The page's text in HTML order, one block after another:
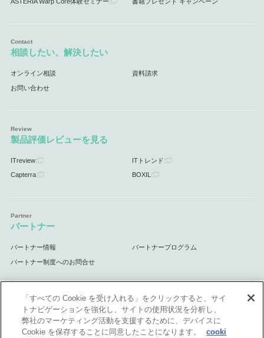
相談したい、解決したい
オンライン相談 資料請求
お問い合わせ
製品評価レビューを見る
ITreview ITトレンド
Capterra BOXIL
パートナー
パートナー情報 パートナープログラム
パートナー制度へのお問合せ
サポート
サポート情報
「すべての Cookie を受け入れる」をクリックすると、サイ
トナビゲーションを強化し、サイトの使用状況を分析し、
弊社のマーケティング活動を支援するために、デバイスに
Cookie を保存することに同意したことになります。
cooki